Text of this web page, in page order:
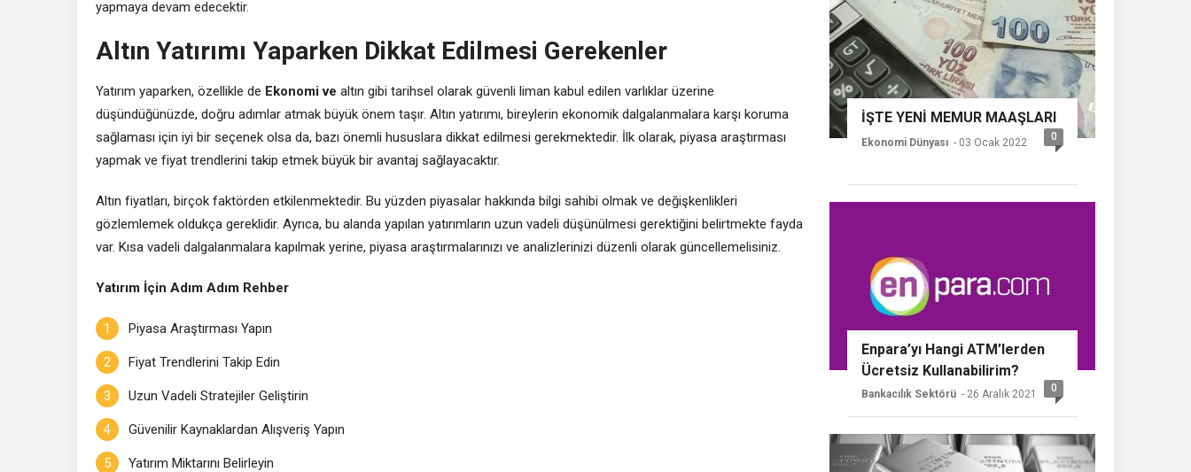
yapmaya devam edecektir.
Altın Yatırımı Yaparken Dikkat Edilmesi Gerekenler
Yatırım yaparken, özellikle de Ekonomi ve altın gibi tarihsel olarak güvenli liman kabul edilen varlıklar üzerine
düşündüğünüzde, doğru adımlar atmak büyük önem taşır. Altın yatırımı, bireylerin ekonomik dalgalanmalara karşı koruma
sağlaması için iyi bir seçenek olsa da, bazı önemli hususlara dikkat edilmesi gerekmektedir. İlk olarak, piyasa araştırması
yapmak ve fiyat trendlerini takip etmek büyük bir avantaj sağlayacaktır.
Altın fiyatları, birçok faktörden etkilenmektedir. Bu yüzden piyasalar hakkında bilgi sahibi olmak ve değişkenlikleri
gözlemlemek oldukça gereklidir. Ayrıca, bu alanda yapılan yatırımların uzun vadeli düşünülmesi gerektiğini belirtmekte fayda
var. Kısa vadeli dalgalanmalara kapılmak yerine, piyasa araştırmalarınızı ve analizlerinizi düzenli olarak güncellemelisiniz.
Yatırım İçin Adım Adım Rehber
Piyasa Araştırması Yapın
Fiyat Trendlerini Takip Edin
Uzun Vadeli Stratejiler Geliştirin
Güvenilir Kaynaklardan Alışveriş Yapın
Yatırım Miktarını Belirleyin
İŞTE YENİ MEMUR MAAŞLARI
Ekonomi Dünyası - 03 Ocak 2022 0
Enpara’yı Hangi ATM’lerden
Ücretsiz Kullanabilirim?
Bankacılık Sektörü - 26 Aralık 2021 0